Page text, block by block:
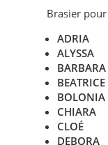
Brasier pour
ADRIA
ALYSSA
BARBARA
BEATRICE
BOLONIA
CHIARA
CLOÉ
DEBORA